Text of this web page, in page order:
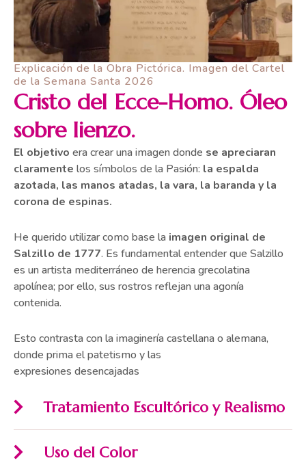
Roberto Ferrández Gil
Primer PREMIO NACIONAL de pintura de
historia de España “Puydu Fou”
Explicación de la Obra Pictórica. Imagen del Cartel
de la Semana Santa 2026
Cristo del Ecce-Homo. Óleo
sobre lienzo.
El objetivo era crear una imagen donde se apreciaran
claramente los símbolos de la Pasión: la espalda
azotada, las manos atadas, la vara, la baranda y la
corona de espinas.
He querido utilizar como base la imagen original de
Salzillo de 1777. Es fundamental entender que Salzillo
es un artista mediterráneo de herencia grecolatina
apolínea; por ello, sus rostros reflejan una agonía
contenida.
Esto contrasta con la imaginería castellana o alemana,
donde prima el patetismo y las
expresiones desencajadas
Tratamiento Escultórico y Realismo
Uso del Color